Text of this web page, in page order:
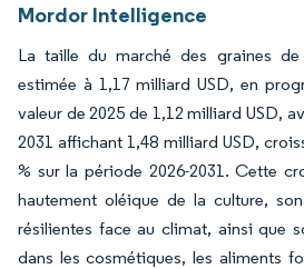
Mordor Intelligence
La taille du marché des graines
estimée à 1,17 milliard USD, en
valeur de 2025 de 1,12 milliard USD,
2031 affichant 1,48 milliard USD,
% sur la période 2026-2031. Cette
hautement oléique de la culture,
résilientes face au climat, ainsi que
dans les cosmétiques, les aliments